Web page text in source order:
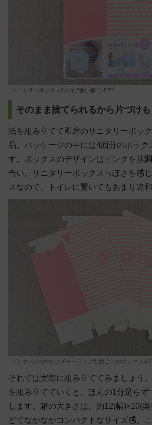
サニタリーボックスなのに“使い捨て式”!?
そのまま捨てられるから片づけ
紙を組み立てて即席のサニタリーボッ
品。パッケージの中には4回分のボック
す。ボックスのデザインはピンクを基
合い。サニタリーボックスっぽさを感
スなので、トイレに置いてもあまり違和
パッケージの中にはチャーミングな色合いのボックスが
それでは実際に組み立ててみましょう
を組み立てていくと、ほんの1分足らず
します。箱の大きさは、約12(幅)×10(
どでなかなかコンパクトなサイズ感。